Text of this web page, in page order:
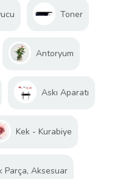
Toner
Antoryum
Askı Aparatı
Kek - Kurabiye
Parça, Aksesuar